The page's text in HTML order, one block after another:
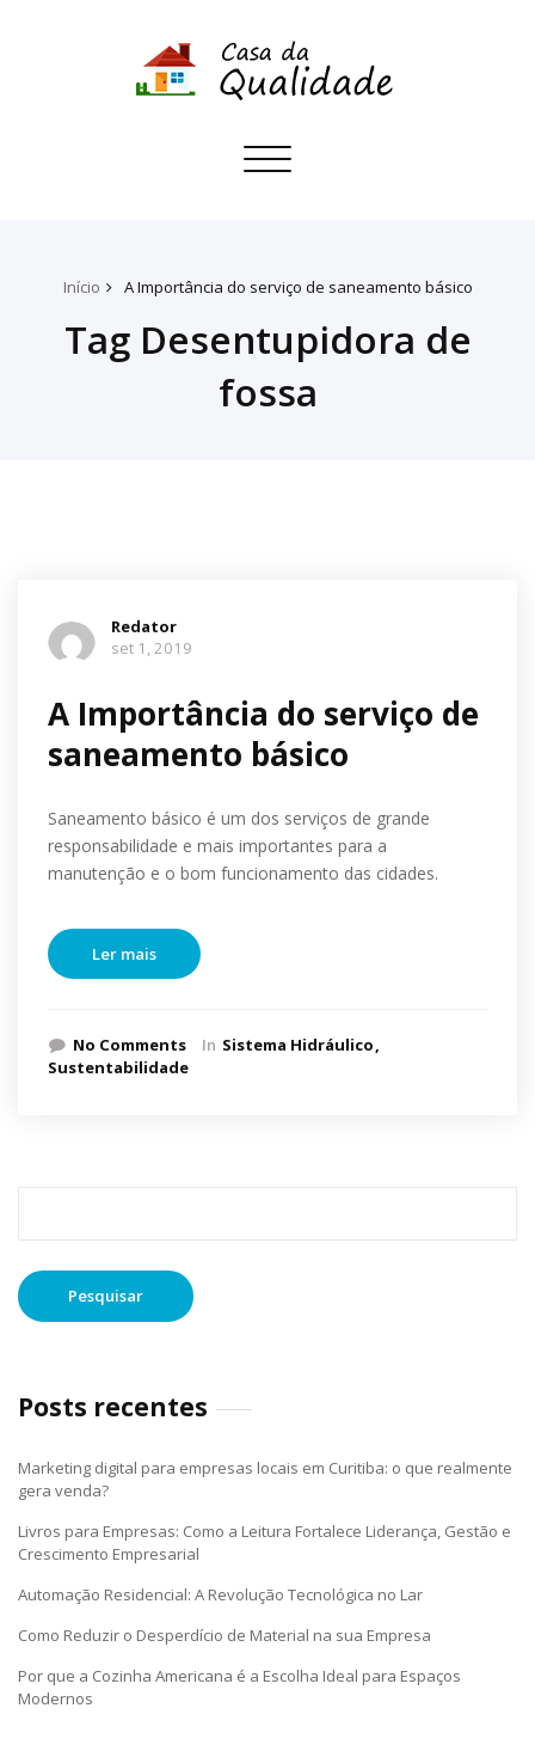
Toggle
Início A Importância do serviço de saneamento básico
Tag Desentupidora de
fossa
Redator
set 1, 2019
A Importância do serviço de
saneamento básico
Saneamento básico é um dos serviços de grande
responsabilidade e mais importantes para a
manutenção e o bom funcionamento das cidades.
Ler mais
No Comments In Sistema Hidráulico
Sustentabilidade
Posts recentes
Marketing digital para empresas locais em Curitiba: o que realmente
gera venda?
Livros para Empresas: Como a Leitura Fortalece Liderança, Gestão e
Crescimento Empresarial
Automação Residencial: A Revolução Tecnológica no Lar
Como Reduzir o Desperdício de Material na sua Empresa
Por que a Cozinha Americana é a Escolha Ideal para Espaços
Modernos